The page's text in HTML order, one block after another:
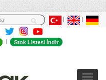
Stok Listesi İndir